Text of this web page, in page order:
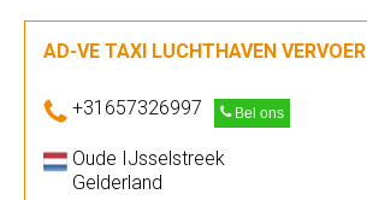
AD-VE TAXI LUCHTHAVEN VERVOER
+31657326997 Bel ons
Oude IJsselstreek
Gelderland